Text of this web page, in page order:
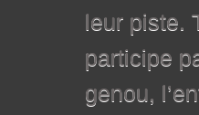
leur piste.
participe
genou,